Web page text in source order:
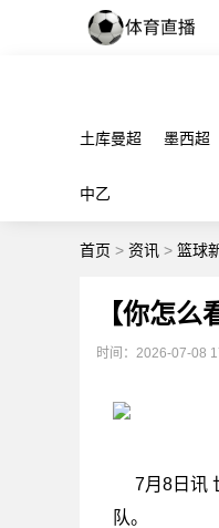
土库曼超 墨西超
中乙
首页 > 资讯 > 篮球
【你怎
时间：2026-07-08
7月8日讯
队。